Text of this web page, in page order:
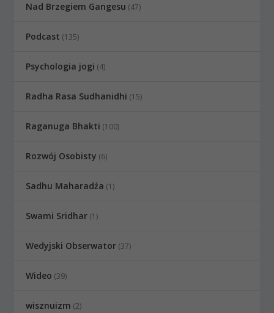
Nad Brzegiem Gangesu (47)
Podcast (135)
Psychologia jogi (4)
Radha Rasa Sudhanidhi (15)
Raganuga Bhakti (100)
Rozwój Osobisty (6)
Sadhu Maharadźa (1)
Swami Sridhar (1)
Wedyjski Obserwator (37)
Wideo (39)
wisznuizm (2)